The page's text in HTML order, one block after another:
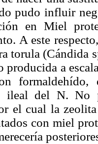
pudo influir
en Miel
A este
torula (Cándida
producida a
ileal del N. No
el cual la
con miel